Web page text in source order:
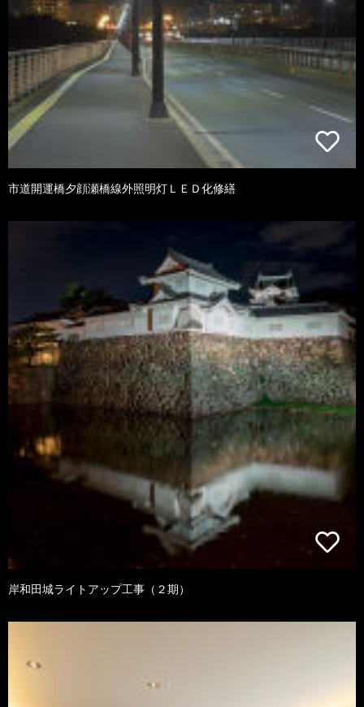
市道開運橋夕顔瀬橋線外照明灯ＬＥＤ化修繕
岸和田城ライトアップ工事（２期）